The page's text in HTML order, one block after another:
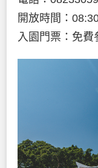
開放時間：
入園門票：免費